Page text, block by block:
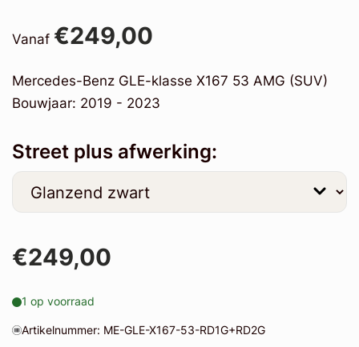
Vanaf €249,00
Mercedes-Benz GLE-klasse X167 53 AMG (SUV)
Bouwjaar: 2019 - 2023
Street plus afwerking:
€249,00
1 op voorraad
Artikelnummer: ME-GLE-X167-53-RD1G+RD2G